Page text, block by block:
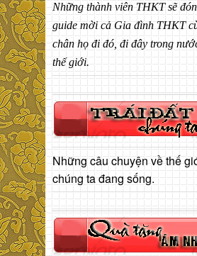
Những thành viên THKT sẽ
guide mời cả Gia đình THKT
chân họ đi đó, đi đây trong
thế giới.
Những câu chuyện về thế
chúng ta đang sống.